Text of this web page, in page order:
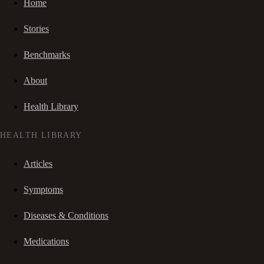
Home
Stories
Benchmarks
About
Health Library
HEALTH LIBRARY
Articles
Symptoms
Diseases & Conditions
Medications